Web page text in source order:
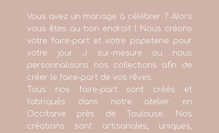
Vous avez un mariage à célébrer ? Alors
vous êtes au bon endroit ! Nous créons
votre faire-part et votre papeterie pour
votre jour J sur-mesure ou nous
personnalisons nos collections afin de
créer le faire-part de vos rêves.
Tous nos faire-part sont créés et
fabriqués dans notre atelier en
Occitanie près de Toulouse. Nos
créations sont artisanales, uniques,